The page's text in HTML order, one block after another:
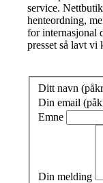
service.
henteordning,
for internasjonal
presset så lavt vi
Ditt navn
Din email
Emne
Din melding